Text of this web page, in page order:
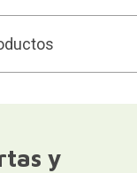
y